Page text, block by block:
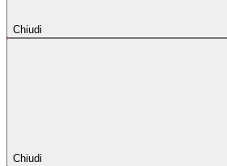
Chiudi
Chiudi